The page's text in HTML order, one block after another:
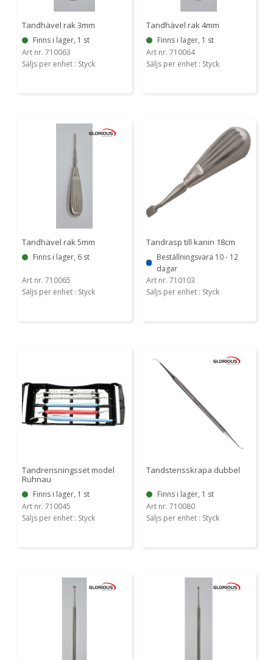
Tandhävel rak 3mm
Finns i lager, 1 st
Art nr. 710063
Säljs per enhet : Styck
Tandhävel rak 4mm
Finns i lager, 1 st
Art nr. 710064
Säljs per enhet : Styck
Tandhävel rak 5mm
Finns i lager, 6 st
Art nr. 710065
Säljs per enhet : Styck
Tandrasp till kanin 18cm
Beställningsvara 10 - 12
dagar
Art nr. 710103
Säljs per enhet : Styck
Tandrensningsset model
Ruhnau
Finns i lager, 1 st
Art nr. 710045
Säljs per enhet : Styck
Tandstensskrapa dubbel
Finns i lager, 1 st
Art nr. 710080
Säljs per enhet : Styck